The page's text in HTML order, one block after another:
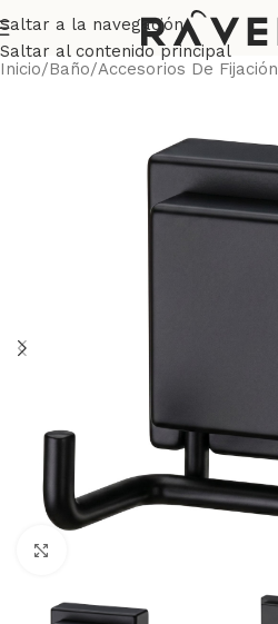
Saltar a la navegación
Saltar al contenido principal
Inicio/Baño/Accesorios De Fijación